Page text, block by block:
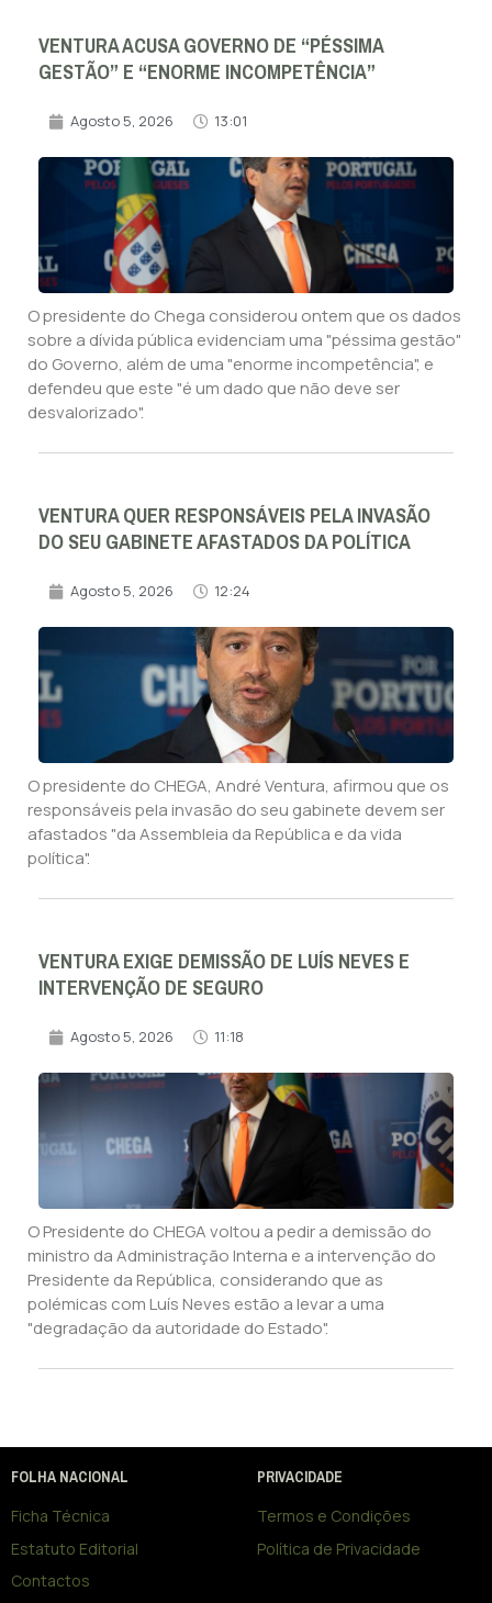
VENTURA ACUSA GOVERNO DE “PÉSSIMA
GESTÃO” E “ENORME INCOMPETÊNCIA”
Agosto 5, 2026 13:01
O presidente do Chega considerou ontem que os dados
sobre a dívida pública evidenciam uma "péssima gestão"
do Governo, além de uma "enorme incompetência", e
defendeu que este "é um dado que não deve ser
desvalorizado".
VENTURA QUER RESPONSÁVEIS PELA INVASÃO
DO SEU GABINETE AFASTADOS DA POLÍTICA
Agosto 5, 2026 12:24
O presidente do CHEGA, André Ventura, afirmou que os
responsáveis pela invasão do seu gabinete devem ser
afastados "da Assembleia da República e da vida
política".
VENTURA EXIGE DEMISSÃO DE LUÍS NEVES E
INTERVENÇÃO DE SEGURO
Agosto 5, 2026 11:18
O Presidente do CHEGA voltou a pedir a demissão do
ministro da Administração Interna e a intervenção do
Presidente da República, considerando que as
polémicas com Luís Neves estão a levar a uma
"degradação da autoridade do Estado".
FOLHA NACIONAL
Ficha Técnica
Estatuto Editorial
Contactos
PRIVACIDADE
Termos e Condições
Política de Privacidade